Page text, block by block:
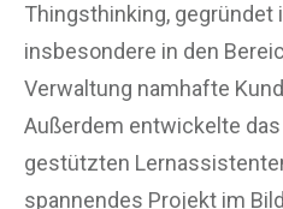
Thingsthinking, gegründet
insbesondere in den
Verwaltung namhafte
Außerdem entwickelte
gestützten
spannendes Projekt im